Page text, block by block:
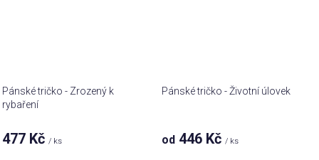
Pánské tričko - Zrozený k
rybaření
477 Kč / ks
Pánské tričko - Životní úlovek
od 446 Kč / ks